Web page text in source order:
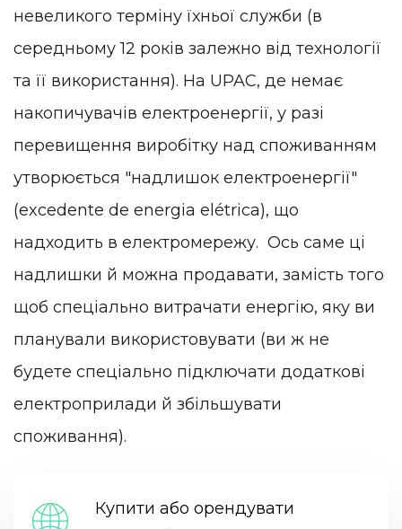
невеликого терміну їхньої служби (в
середньому 12 років залежно від технології
та її використання). На UPAC, де немає
накопичувачів електроенергії, у разі
перевищення виробітку над споживанням
утворюється "надлишок електроенергії"
(excedente de energia elétrica), що
надходить в електромережу. Ось саме ці
надлишки й можна продавати, замість того
щоб спеціально витрачати енергію, яку ви
планували використовувати (ви ж не
будете спеціально підключати додаткові
електроприлади й збільшувати
споживання).
Купити або орендувати